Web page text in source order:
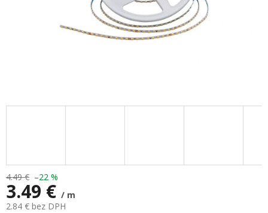
4.49 € –22 %
3.49 € / m
2.84 € bez DPH